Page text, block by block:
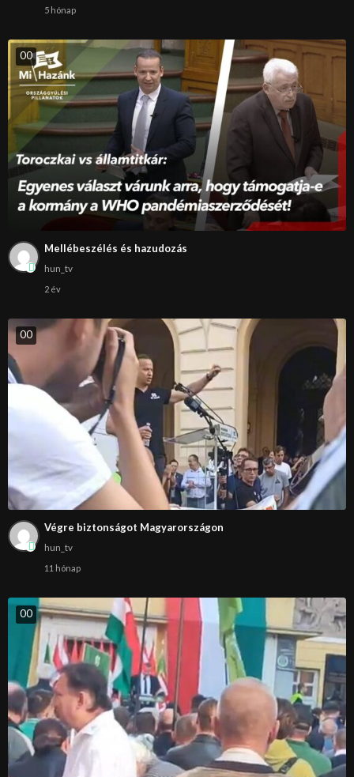
5 hónap
00
Mellébeszélés és hazudozás
hun_tv
2 év
00
Végre biztonságot Magyarországon
hun_tv
11 hónap
00